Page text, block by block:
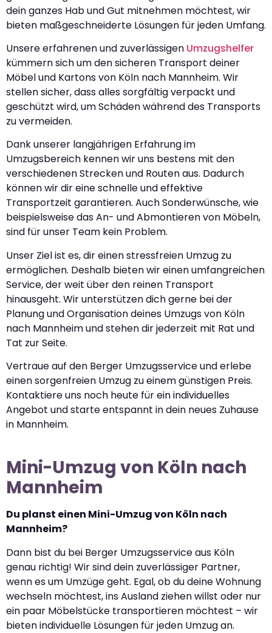
dein ganzes Hab und Gut mitnehmen möchtest, wir
bieten maßgeschneiderte Lösungen für jeden Umfang.
Unsere erfahrenen und zuverlässigen Umzugshelfer
kümmern sich um den sicheren Transport deiner
Möbel und Kartons von Köln nach Mannheim. Wir
stellen sicher, dass alles sorgfältig verpackt und
geschützt wird, um Schäden während des Transports
zu vermeiden.
Dank unserer langjährigen Erfahrung im
Umzugsbereich kennen wir uns bestens mit den
verschiedenen Strecken und Routen aus. Dadurch
können wir dir eine schnelle und effektive
Transportzeit garantieren. Auch Sonderwünsche, wie
beispielsweise das An- und Abmontieren von Möbeln,
sind für unser Team kein Problem.
Unser Ziel ist es, dir einen stressfreien Umzug zu
ermöglichen. Deshalb bieten wir einen umfangreichen
Service, der weit über den reinen Transport
hinausgeht. Wir unterstützen dich gerne bei der
Planung und Organisation deines Umzugs von Köln
nach Mannheim und stehen dir jederzeit mit Rat und
Tat zur Seite.
Vertraue auf den Berger Umzugsservice und erlebe
einen sorgenfreien Umzug zu einem günstigen Preis.
Kontaktiere uns noch heute für ein individuelles
Angebot und starte entspannt in dein neues Zuhause
in Mannheim.
Mini-Umzug von Köln nach
Mannheim
Du planst einen Mini-Umzug von Köln nach
Mannheim?
Dann bist du bei Berger Umzugsservice aus Köln
genau richtig! Wir sind dein zuverlässiger Partner,
wenn es um Umzüge geht. Egal, ob du deine Wohnung
wechseln möchtest, ins Ausland ziehen willst oder nur
ein paar Möbelstücke transportieren möchtest – wir
bieten individuelle Lösungen für jeden Umzug an.